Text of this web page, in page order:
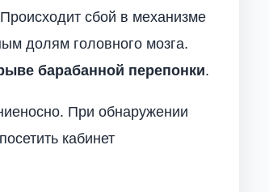
сбой в механизме
долям головного мозга.
барабанной перепонки.
При обнаружении
кабинет